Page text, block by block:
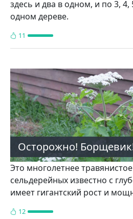
здесь и два в одном, и по 3,
одном дереве.
11
Осторожно!
Это многолетнее
сельдерейных известно с
имеет гигантский рост и
12